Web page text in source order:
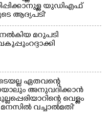
യുഡിഎഫ്
ആദ്യപടി'
മറുപടി
റദ്ദാക്കി
ഏതവന്റെ
അനുവദിക്കാൻ
വെള്ളം
വച്ചാൽമതി'